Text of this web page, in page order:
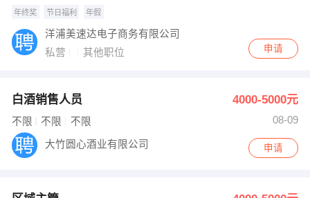
年终奖 节日福利 年假
洋浦美速达电子商务有限公司
私营
其他职位 申请
白酒销售人员 4000-5000元
不限 不限 不限 08-09
大竹圆心酒业有限公司 申请